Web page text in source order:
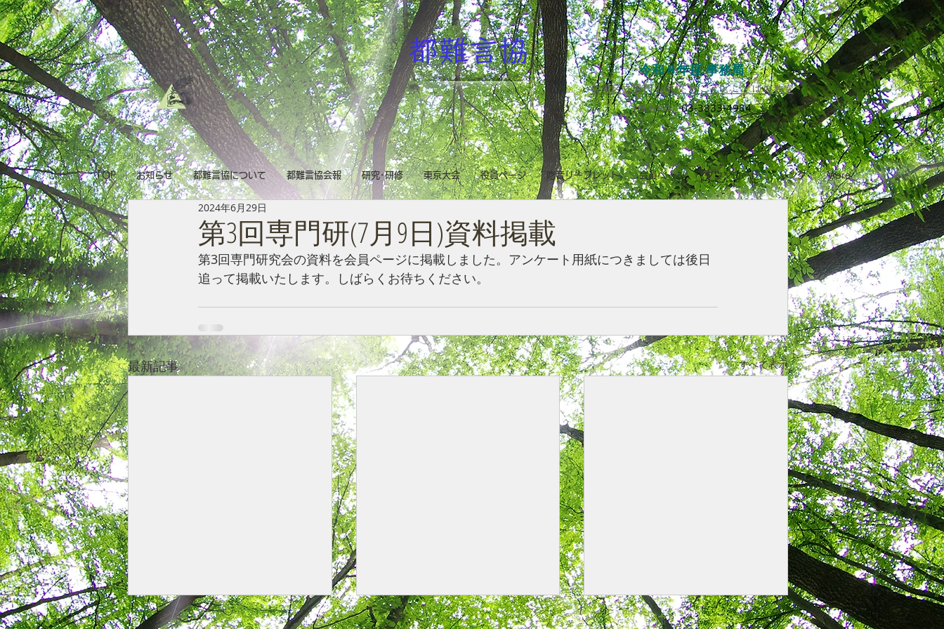
都難言協
令和８年度 事務局
台東区立黒門小学校 きこえとことばの教室​
TEL＆FAX03-3833-4984
TOP お知らせ 都難言協について 都難言協会報 研究･研修 東京大会 役員ページ 吃音リーフレット 会員ページ ダウンロード リンク More
第3回専門研(7月9日)資料掲載
2024年6月29日
第3回専門研究会の資料を会員ページに掲載しました。アンケート用紙につきましては後日
追って掲載いたします。しばらくお待ちください。
最新記事 すべて表示
第６回・第７回専門研究会 リンクを更新しました。 区市町村向け提案書、鏡文に